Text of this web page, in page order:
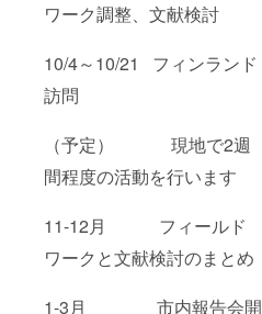
ワーク調整、文献検討
10/4～10/21 フィンランド
訪問
（予定） 現地で2週
間程度の活動を行います
11-12月 フィールド
ワークと文献検討のまとめ
1-3月 市内報告会開